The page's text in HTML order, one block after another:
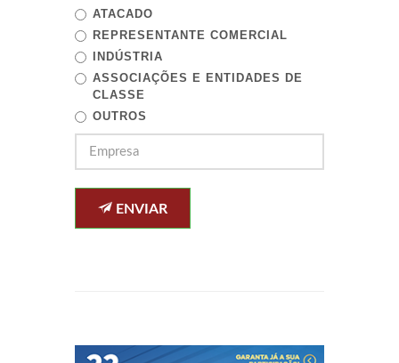
ATACADO
REPRESENTANTE COMERCIAL
INDÚSTRIA
ASSOCIAÇÕES E ENTIDADES DE
CLASSE
OUTROS
ENVIAR